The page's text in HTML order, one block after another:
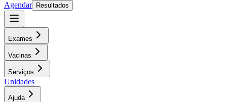
Agendar
Resultados
Exames
Vacinas
Serviços
Unidades
Ajuda